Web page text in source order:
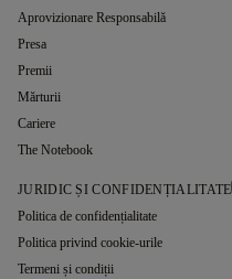
Aprovizionare Responsabilă
Presa
Premii
Mărturii
Cariere
The Notebook
JURIDIC ȘI CONFIDENȚIALITATE
Politica de confidențialitate
Politica privind cookie-urile
Termeni și condiții